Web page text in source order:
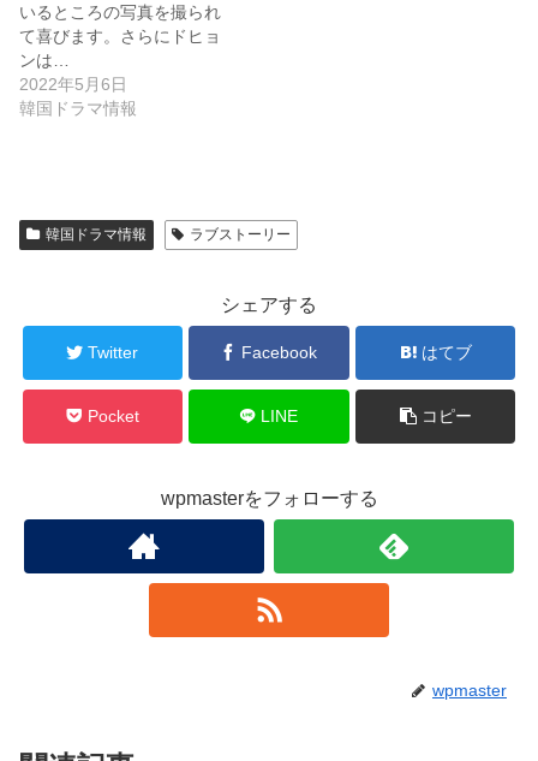
いるところの写真を撮られ
て喜びます。さらにドヒョ
ンは…
2022年5月6日
韓国ドラマ情報
韓国ドラマ情報 ラブストーリー
シェアする
Twitter Facebook はてブ
Pocket LINE コピー
wpmasterをフォローする
wpmaster